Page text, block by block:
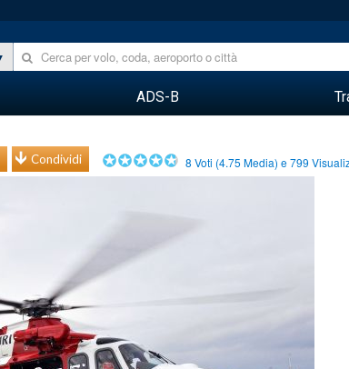
ADS-B
Condividi 8 Voti (4.75 Media) e799